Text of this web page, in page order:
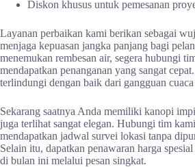
Diskon khusus untuk pemesanan
Layanan perbaikan kami berikan sebagai
menjaga kepuasan jangka panjang bagi
menemukan rembesan air, segera hubungi
mendapatkan penanganan yang sangat
terlindungi dengan baik dari gangguan
Sekarang saatnya Anda memiliki kanopi
juga terlihat sangat elegan. Hubungi tim
mendapatkan jadwal survei lokasi tanpa
Selain itu, dapatkan penawaran harga
di bulan ini melalui pesan singkat.